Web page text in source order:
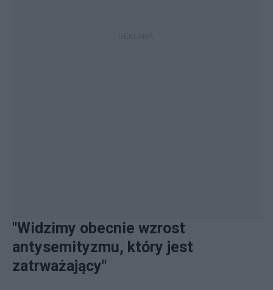
"Widzimy obecnie wzrost
antysemityzmu, który jest
zatrważający"